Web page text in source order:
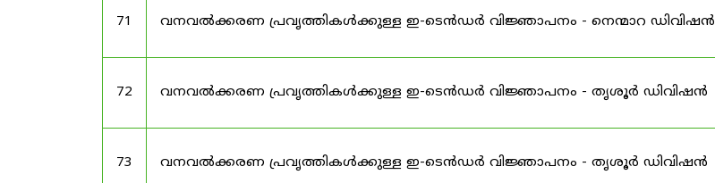
71 വനവൽക്കരണ പ്രവൃത്തികൾക്കുള്ള ഇ-ടെൻഡർ വിജ്ഞാപനം - നെന്മാറ ഡിവിഷൻ
72 വനവൽക്കരണ പ്രവൃത്തികൾക്കുള്ള ഇ-ടെൻഡർ വിജ്ഞാപനം - തൃശൂർ ഡിവിഷൻ
73 വനവൽക്കരണ പ്രവൃത്തികൾക്കുള്ള ഇ-ടെൻഡർ വിജ്ഞാപനം - തൃശൂർ ഡിവിഷൻ